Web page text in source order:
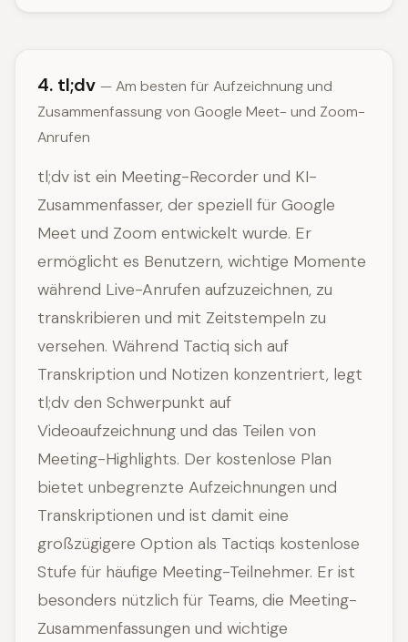
4. tl;dv — Am besten für Aufzeichnung und
Zusammenfassung von Google Meet- und Zoom-
Anrufen
tl;dv ist ein Meeting-Recorder und KI-
Zusammenfasser, der speziell für Google
Meet und Zoom entwickelt wurde. Er
ermöglicht es Benutzern, wichtige Momente
während Live-Anrufen aufzuzeichnen, zu
transkribieren und mit Zeitstempeln zu
versehen. Während Tactiq sich auf
Transkription und Notizen konzentriert, legt
tl;dv den Schwerpunkt auf
Videoaufzeichnung und das Teilen von
Meeting-Highlights. Der kostenlose Plan
bietet unbegrenzte Aufzeichnungen und
Transkriptionen und ist damit eine
großzügigere Option als Tactiqs kostenlose
Stufe für häufige Meeting-Teilnehmer. Er ist
besonders nützlich für Teams, die Meeting-
Zusammenfassungen und wichtige